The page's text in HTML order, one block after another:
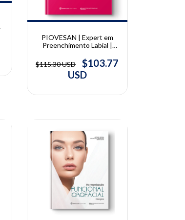
PIOVESAN | Expert em
Preenchimento Labial |
$115.30 USD
$103.77
USD